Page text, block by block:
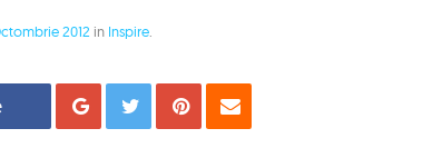
2012 in Inspire
Distribuie
Tweet Pin